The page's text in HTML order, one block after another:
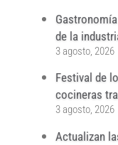
de la
3 agosto, 2026
Festival de
cocineras
3 agosto, 2026
Actualizan